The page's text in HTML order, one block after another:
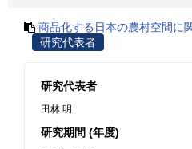
商品化する日本の農村空間に
研究代表者
研究代表者
田林 明
研究期間 (年度)